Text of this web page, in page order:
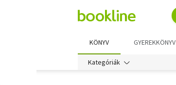
KÖNYV GYEREKKÖNYV
Kategóriák